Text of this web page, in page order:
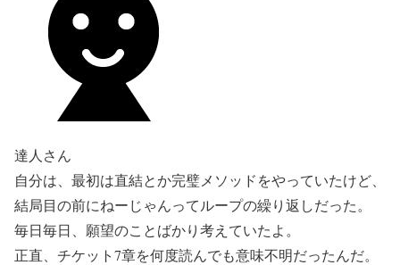
達人さん
自分は、最初は直結とか完璧メソッドをやっていたけど、
結局目の前にねーじゃんってループの繰り返しだった。
毎日毎日、願望のことばかり考えていたよ。
正直、チケット7章を何度読んでも意味不明だったんだ。